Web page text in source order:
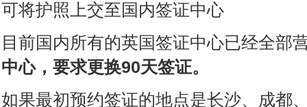
可将护照上交至国内签证中心
目前国内所有的英国签证中心已经全部
中心，要求更换90天签证。
如果最初预约签证的地点是长沙、成都